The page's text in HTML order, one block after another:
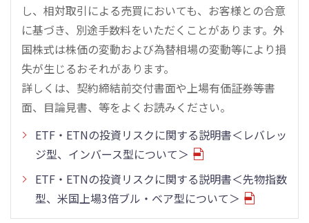
し、相対取引による売買においても、お客様との合意
に基づき、別途手数料をいただくことがあります。外
国株式は株価の変動および為替相場の変動等により損
失が生じるおそれがあります。
詳しくは、契約締結前交付書面や上場有価証券等書
面、目論見書、等をよくお読みください。
ETF・ETNの投資リスクに関する説明書＜レバレッ
ジ型、インバース型について＞
ETF・ETNの投資リスクに関する説明書＜先物指数
型、米国上場3倍ブル・ベア型について＞